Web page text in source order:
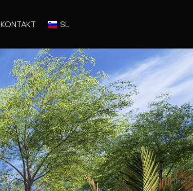
KONTAKT SL